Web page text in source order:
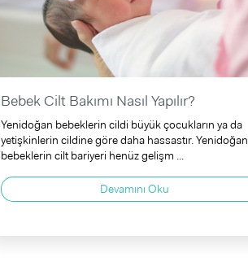
Bebek Cilt Bakımı Nasıl Yapılır?
Yenidoğan bebeklerin cildi büyük çocukların ya da
yetişkinlerin cildine göre daha hassastır. Yenidoğan
bebeklerin cilt bariyeri henüz gelişm ...
Devamını Oku